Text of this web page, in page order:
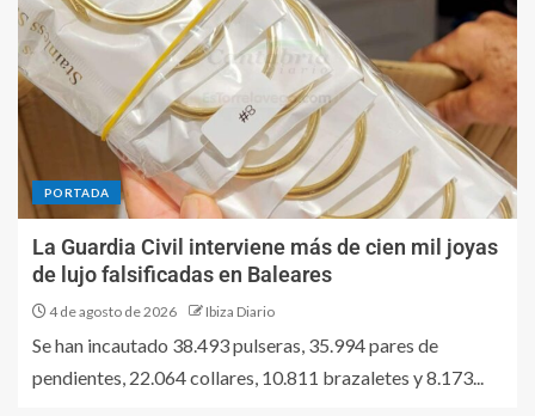
PORTADA
La Guardia Civil interviene más de cien mil joyas
de lujo falsificadas en Baleares
4 de agosto de 2026 Ibiza Diario
Se han incautado 38.493 pulseras, 35.994 pares de
pendientes, 22.064 collares, 10.811 brazaletes y 8.173...